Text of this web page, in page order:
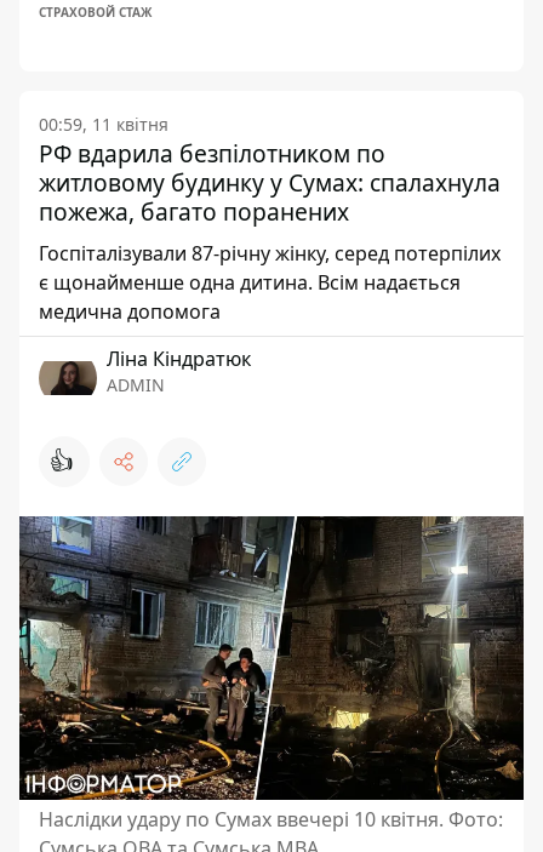
СТРАХОВОЙ СТАЖ
00:59, 11 квітня
РФ вдарила безпілотником по
житловому будинку у Сумах: спалахнула
пожежа, багато поранених
Госпіталізували 87-річну жінку, серед потерпілих
є щонайменше одна дитина. Всім надається
медична допомога
Ліна Кіндратюк
ADMIN
👍
Наслідки удару по Сумах ввечері 10 квітня. Фото: